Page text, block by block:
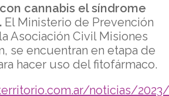
cannabis el síndrome
El Ministerio de Prevención
Asociación Civil Misiones
se encuentran en etapa de
hacer uso del fitofármaco.
noticias/